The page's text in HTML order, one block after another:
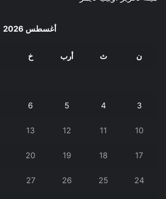
أغسطس 2026
ن ث أرب خ
3
4
5
6
10
11
12
13
17
18
19
20
24
25
26
27